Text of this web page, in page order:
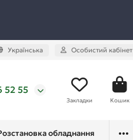
Українська Особистий кабінет
52 55
Закладки Кошик
обладнання